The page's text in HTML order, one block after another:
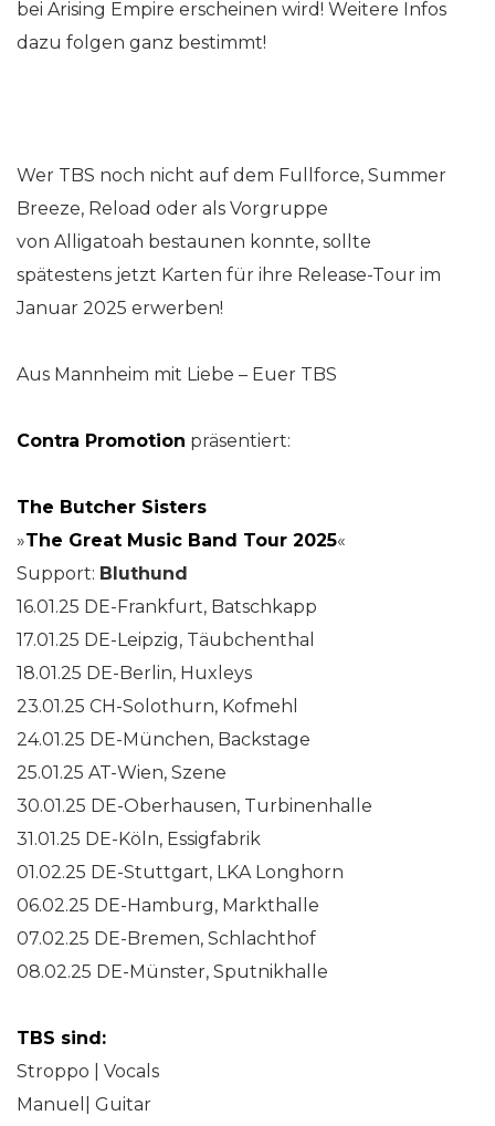
bei Arising Empire erscheinen wird! Weitere Infos
dazu folgen ganz bestimmt!
Wer TBS noch nicht auf dem Fullforce, Summer
Breeze, Reload oder als Vorgruppe
von Alligatoah bestaunen konnte, sollte
spätestens jetzt Karten für ihre Release-Tour im
Januar 2025 erwerben!
Aus Mannheim mit Liebe – Euer TBS
Contra Promotion präsentiert:
The Butcher Sisters
»The Great Music Band Tour 2025«
Support: Bluthund
16.01.25 DE-Frankfurt, Batschkapp
17.01.25 DE-Leipzig, Täubchenthal
18.01.25 DE-Berlin, Huxleys
23.01.25 CH-Solothurn, Kofmehl
24.01.25 DE-München, Backstage
25.01.25 AT-Wien, Szene
30.01.25 DE-Oberhausen, Turbinenhalle
31.01.25 DE-Köln, Essigfabrik
01.02.25 DE-Stuttgart, LKA Longhorn
06.02.25 DE-Hamburg, Markthalle
07.02.25 DE-Bremen, Schlachthof
08.02.25 DE-Münster, Sputnikhalle
TBS sind:
Stroppo | Vocals
Manuel| Guitar